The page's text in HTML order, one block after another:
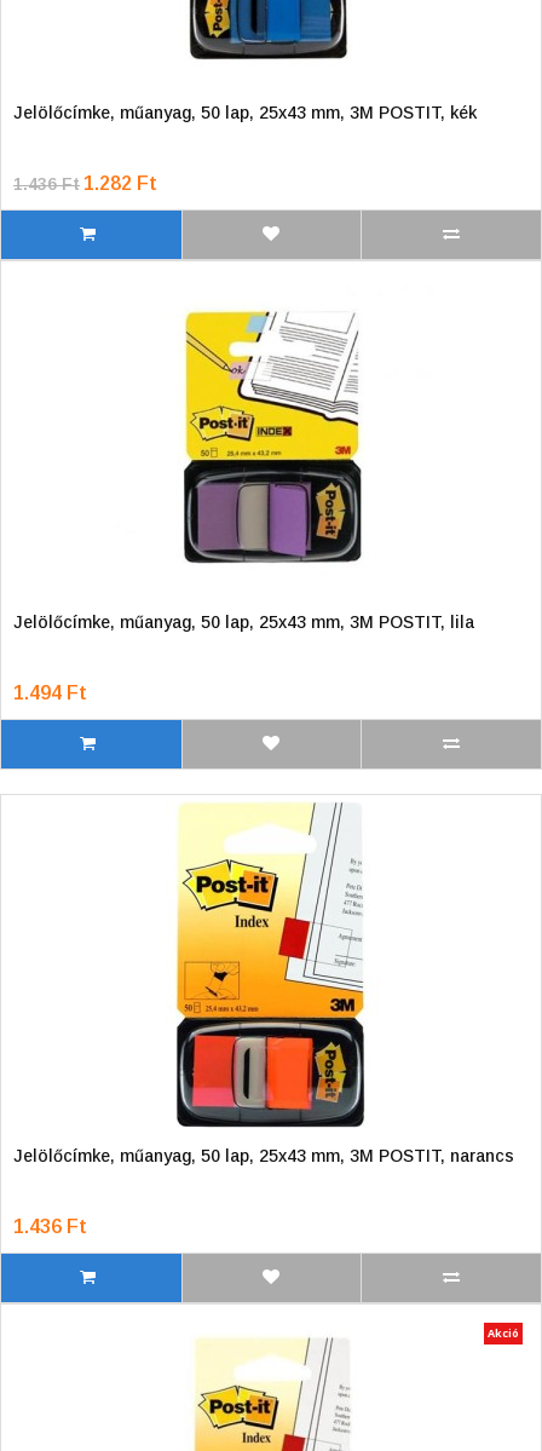
Jelölőcímke, műanyag, 50 lap, 25x43 mm, 3M POSTIT, kék
1.436 Ft 1.282 Ft
Jelölőcímke, műanyag, 50 lap, 25x43 mm, 3M POSTIT, lila
1.494 Ft
Jelölőcímke, műanyag, 50 lap, 25x43 mm, 3M POSTIT, narancs
1.436 Ft
Akció